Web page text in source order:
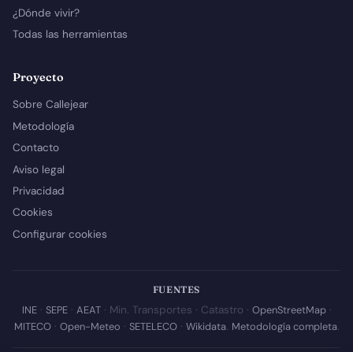
¿Dónde vivir?
Todas las herramientas
Proyecto
Sobre Callejear
Metodología
Contacto
Aviso legal
Privacidad
Cookies
Configurar cookies
FUENTES
INE· SEPE· AEAT· Min. Transportes · Catastro · OpenStreetMap·
MITECO· Open-Meteo · SETELECO· Wikidata. Metodología completa.